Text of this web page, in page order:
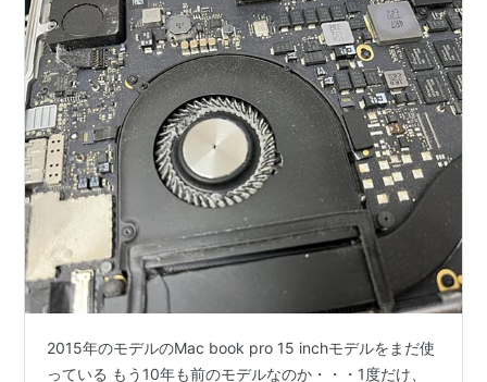
2015年のモデルのMac book pro 15 inchモデルをまだ使
っている もう10年も前のモデルなのか・・・1度だけ、